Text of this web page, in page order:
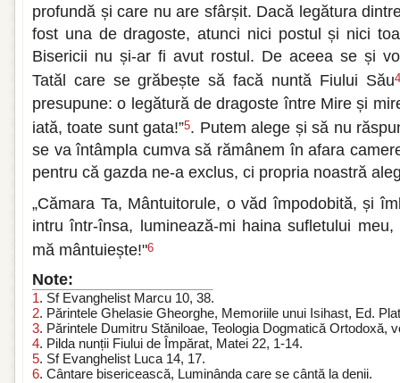
profundă și care nu are sfârșit. Dacă legătura
fost una de dragoste, atunci nici postul și nici
Bisericii nu și-ar fi avut rostul. De aceea se și
Tatăl care se grăbește să facă nuntă Fiului Său4
presupune: o legătură de dragoste între Mire și
iată, toate sunt gata!”5. Putem alege și să nu
se va întâmpla cumva să rămânem în afara
pentru că gazda ne-a exclus, ci propria noastră
„Cămara Ta, Mântuitorule, o văd împodobită, și
intru într-însa, luminează-mi haina sufletului
mă mântuiește!"6
Note:
1. Sf Evanghelist Marcu 10, 38.
2. Părintele Ghelasie Gheorghe, Memoriile unui Isihast, Ed.
3. Părintele Dumitru Stăniloae, Teologia Dogmatică Ortodoxă,
4. Pilda nunții Fiului de Împărat, Matei 22, 1-14.
5. Sf Evanghelist Luca 14, 17.
6. Cântare bisericească, Luminânda care se cântă la denii.